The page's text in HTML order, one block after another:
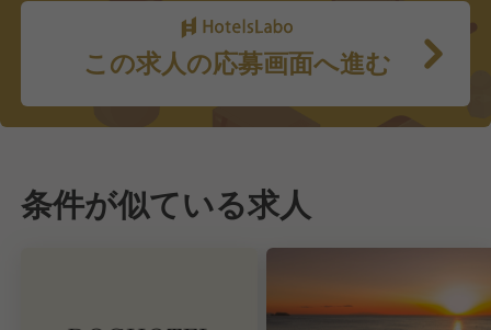
この求人の応募画面へ進む
条件が似ている求人